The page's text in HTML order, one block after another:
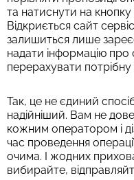
та натиснути на
Відкриється сайт
залишиться лише
надати інформацію
перерахувати потрібну
Так, це не єдиний
надійніший. Вам не
кожним оператором і
час проведення
очима. І жодних
вибирайте,